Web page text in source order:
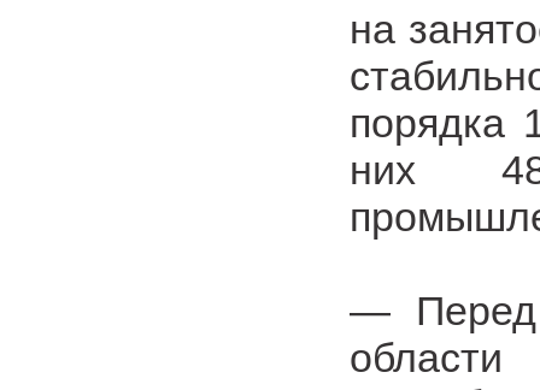
на
порядка
них
— Перед